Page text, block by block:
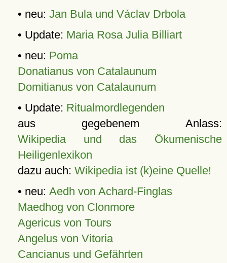
• neu: Jan Bula und Václav Drbola
• Update: Maria Rosa Julia Billiart
• neu: Poma
Donatianus von Catalaunum
Domitianus von Catalaunum
• Update: Ritualmordlegenden
aus gegebenem Anlass:
Wikipedia und das Ökumenische
Heiligenlexikon
dazu auch: Wikipedia ist (k)eine Quelle!
• neu: Aedh von Achard-Finglas
Maedhog von Clonmore
Agericus von Tours
Angelus von Vitoria
Cancianus und Gefährten